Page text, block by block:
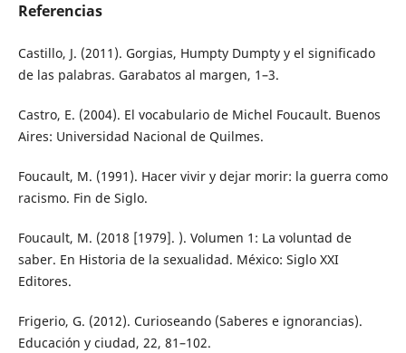
Referencias
Castillo, J. (2011). Gorgias, Humpty Dumpty y el significado
de las palabras. Garabatos al margen, 1–3.
Castro, E. (2004). El vocabulario de Michel Foucault. Buenos
Aires: Universidad Nacional de Quilmes.
Foucault, M. (1991). Hacer vivir y dejar morir: la guerra como
racismo. Fin de Siglo.
Foucault, M. (2018 [1979]. ). Volumen 1: La voluntad de
saber. En Historia de la sexualidad. México: Siglo XXI
Editores.
Frigerio, G. (2012). Curioseando (Saberes e ignorancias).
Educación y ciudad, 22, 81–102.